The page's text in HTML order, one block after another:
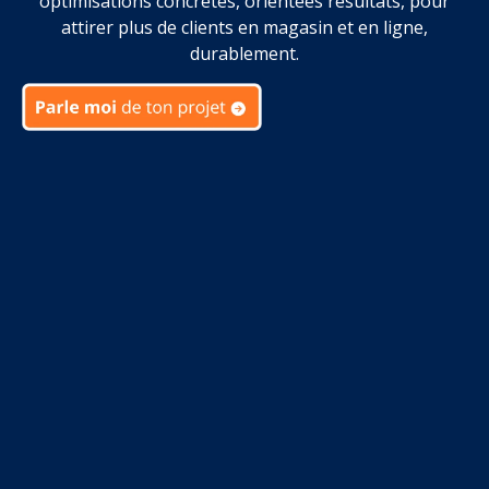
attirer plus de clients en magasin et en ligne,
durablement.